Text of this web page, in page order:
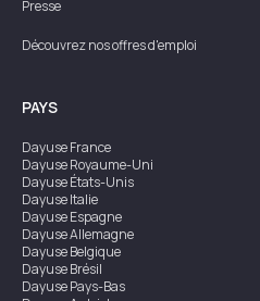
Presse
Découvrez nos offres d'emploi
PAYS
DayuseFrance
DayuseRoyaume-Uni
DayuseÉtats-Unis
DayuseItalie
DayuseEspagne
DayuseAllemagne
DayuseBelgique
DayuseBrésil
DayusePays-Bas